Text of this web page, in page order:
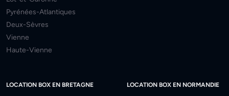
Pyrénées-Atlantiques
Deux-Sèvres
Vienne
Haute-Vienne
LOCATION BOX EN BRETAGNE LOCATION BOX EN NORMANDIE